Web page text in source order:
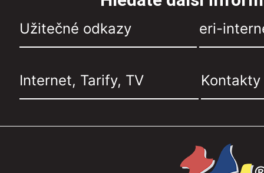
Užitečné odkazy eri-
Internet, Tarify, TV Kontakty